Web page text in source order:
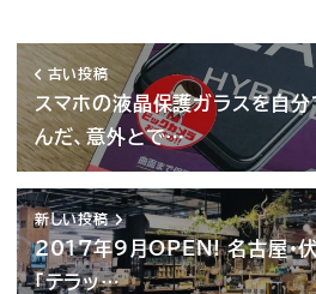
古い投稿
スマホの液晶保護ガラスを自
んだ、意外とで…
新しい投稿
2017年9月OPEN! 名古屋・
「テラッ…